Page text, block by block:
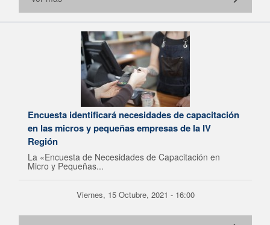
Encuesta identificará necesidades de capacitación
en las micros y pequeñas empresas de la IV
Región
La «Encuesta de Necesidades de Capacitación en
Micro y Pequeñas...
Viernes, 15 Octubre, 2021 - 16:00